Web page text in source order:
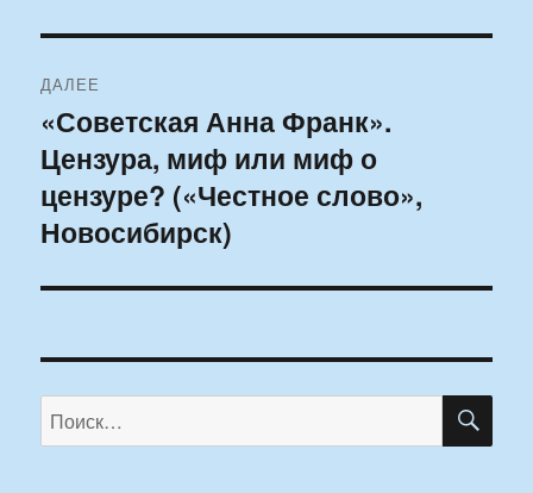
ДАЛЕЕ
Следующая
запись:
«Советская Анна Франк».
Цензура, миф или миф о
цензуре? («Честное слово»,
Новосибирск)
Искать: